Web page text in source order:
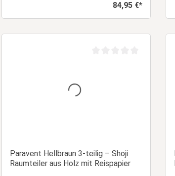
Regulärer Preis:
84,95 €*
Paravent Hellbraun 3-teilig – Shoji
Raumteiler aus Holz mit Reispapier